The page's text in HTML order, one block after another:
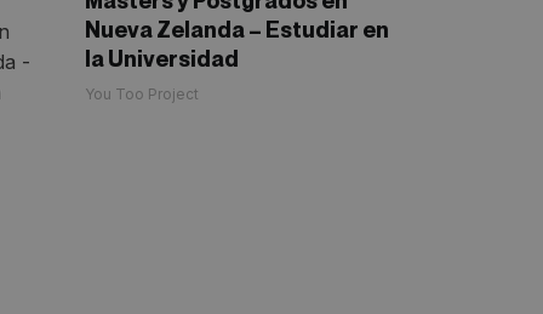
Nueva Zelanda – Estudiar en
la Universidad
You Too Project